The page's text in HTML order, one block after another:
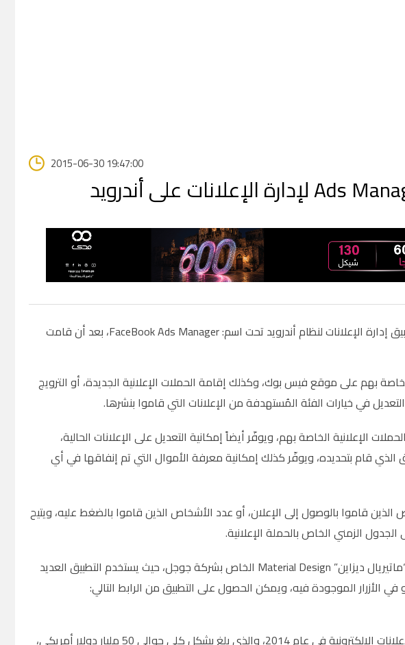
2015-06-30 19:47:00
علنت فيس بوك رسمياً عن إطلاق تطبيق إدارة الإعلانات لنظام أندرويد تحت اسم: FaceBook Ads Manager، بعد أن قامت
بهم على موقع فيس بوك، وكذلك إقامة الحملات الإعلانية الجديدة، أو الترويج
في خيارات الفئة المُستهدفة من الإعلانات التي قاموا بنشرها.
الإعلانية الخاصة بهم، ويوفّر أيضاً إمكانية التعديل على الإعلانات الحالية،
قام بتحديده، ويوفّر كذلك إمكانية معرفة الأموال التي تم إنفاقها في أي
قاموا بالوصول إلى الإعلان، أو عدد الأشخاص الذين قاموا بالضغط عليه، ويتيح
الجدول الزمني الخاص بالحملة الإعلانية.
ويبدو أن التطبيق تم تصميمه بشكل جيد ليوافق نمط تصميم “ماتيريال ديزاين” Material Design الخاص بشركة جوجل، حيث يستخدم التطبيق العديد
الأزرار الموجودة فيه، ويمكن الحصول على التطبيق من الرابط التالي:
يُذكر أن فيس بوك احتلت نسبة 10% من سوق الإنفاق على الإعلانات الإلكترونية في عام 2014، والذي بلغ بشكل كلي حوالي 50 مليار دولار أمريكي،